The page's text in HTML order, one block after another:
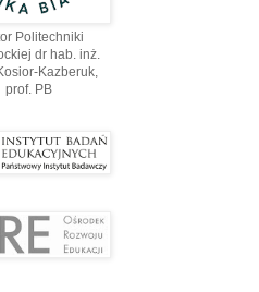
Politechniki
dr hab. inż.
Kazberuk,
prof. PВ